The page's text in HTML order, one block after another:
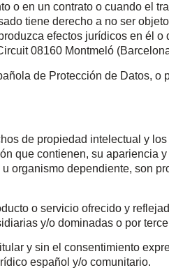
o en un contrato o cuando el
tiene derecho a no ser
efectos jurídicos en él o
08160 Montmeló
de Protección de Datos,
de propiedad intelectual y
que contienen, su apariencia
organismo dependiente, son
o servicio ofrecido y
y/o dominadas o por
y sin el consentimiento
español y/o comunitario.